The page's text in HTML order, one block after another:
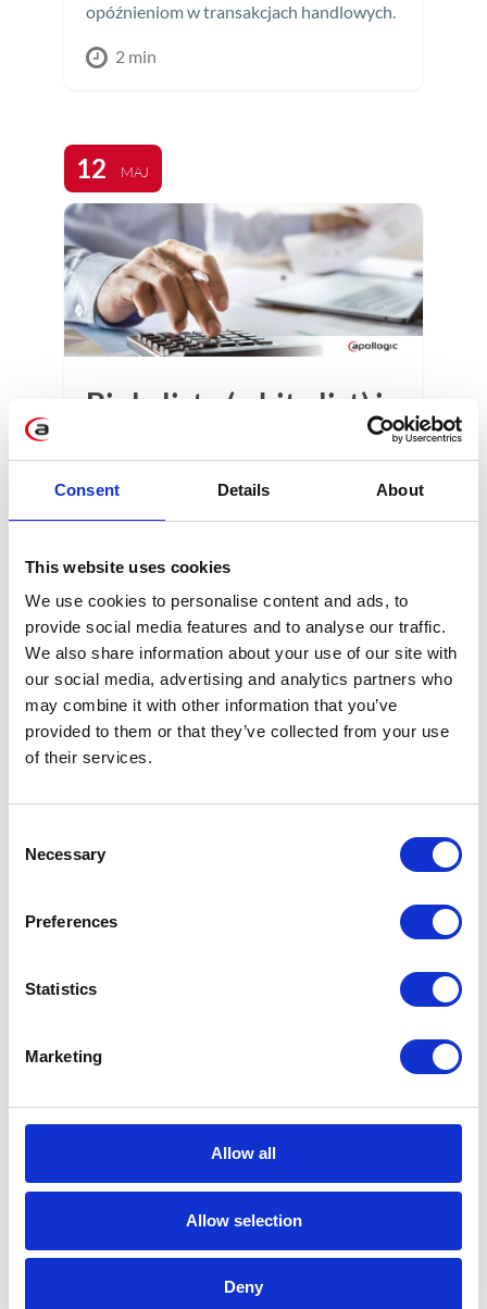
Consent Details About
This website uses cookies
We use cookies to personalise content and ads, to
provide social media features and to analyse our traffic.
We also share information about your use of our site with
our social media, advertising and analytics partners who
may combine it with other information that you’ve
provided to them or that they’ve collected from your use
of their services.
Selection
Necessary
Preferences
Statistics
Marketing
Allow all
Allow selection
Deny
opóźnieniom w transakcjach handlowych.
2 min
12 MAJ
Biała lista (white list) i
(split payment) –
zmiany związane z
Sejm uchwalił ustawę ograniczającą
przypadki nałożenia sankcji za
dokonywanie płatności na rachunek spoza
białej listy. Najważniejsza zmiana dotyczy
zwolnienia z obowiązku sprawdzania
rachunku na białej liście podczas
Podatnikom nie będą groziły, tak jak do tej
KATEGORIE